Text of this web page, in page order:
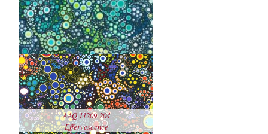
sehen
echo
$this-
>generateAttribute('sku');
AAQ 11209-204
Effervescence
Details